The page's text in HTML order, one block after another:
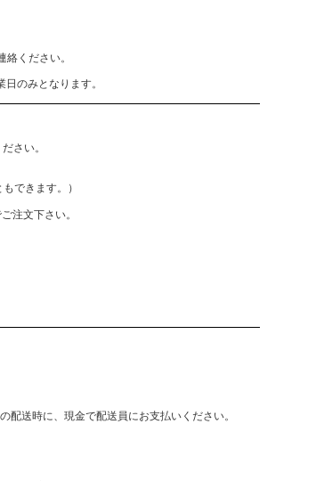
ください。
のみとなります。
さい。
できます。）
文下さい。
送時に、現金で配送員にお支払いください。